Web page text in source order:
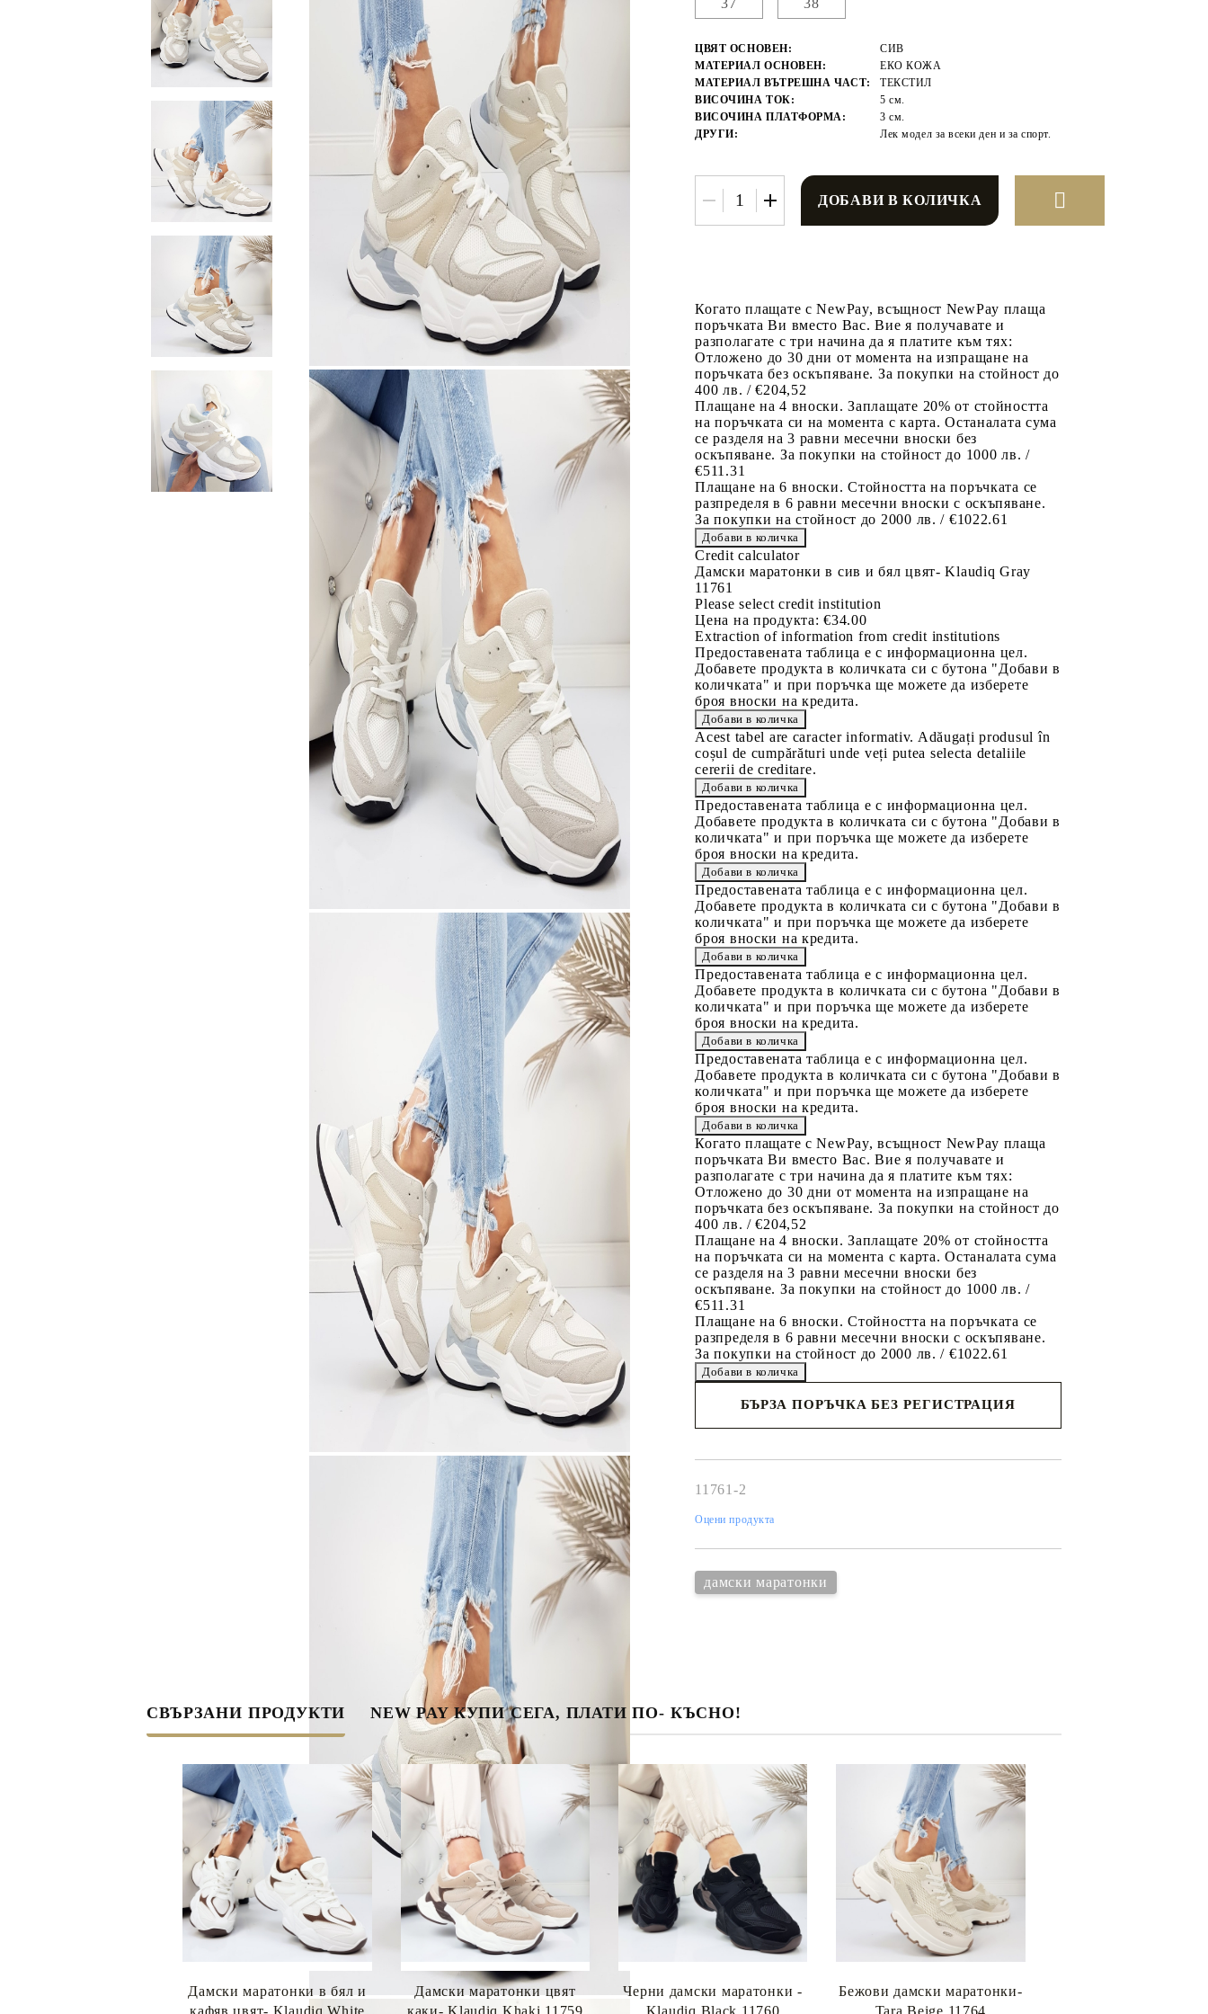
Домашни чехли
37 38
ЦВЯТ ОСНОВЕН:
СИВ
МАТЕРИАЛ ОСНОВЕН:
ЕКО КОЖА
МАТЕРИАЛ ВЪТРЕШНА ЧАСТ:
ТЕКСТИЛ
ВИСОЧИНА ТОК:
5 см.
ВИСОЧИНА ПЛАТФОРМА:
3 см.
ДРУГИ:
Лек модел за всеки ден и за спорт.
Когато плащате с NewPay, всъщност NewPay плаща
поръчката Ви вместо Вас. Вие я получавате и
разполагате с три начина да я платите към тях:
Отложено до 30 дни от момента на изпращане на
поръчката без оскъпяване. За покупки на стойност до
400 лв. / €204,52
Плащане на 4 вноски. Заплащате 20% от стойността
на поръчката си на момента с карта. Останалата сума
се разделя на 3 равни месечни вноски без
оскъпяване. За покупки на стойност до 1000 лв. /
€511.31
Плащане на 6 вноски. Стойността на поръчката се
разпределя в 6 равни месечни вноски с оскъпяване.
За покупки на стойност до 2000 лв. / €1022.61
Credit calculator
Дамски маратонки в сив и бял цвят- Klaudiq Gray
11761
Please select credit institution
Цена на продукта: €34.00
Extraction of information from credit institutions
Предоставената таблица е с информационна цел.
Добавете продукта в количката си с бутона "Добави в
количката" и при поръчка ще можете да изберете
броя вноски на кредита.
Acest tabel are caracter informativ. Adăugați produsul în
coșul de cumpărături unde veți putea selecta detaliile
cererii de creditare.
Предоставената таблица е с информационна цел.
Добавете продукта в количката си с бутона "Добави в
количката" и при поръчка ще можете да изберете
броя вноски на кредита.
Предоставената таблица е с информационна цел.
Добавете продукта в количката си с бутона "Добави в
количката" и при поръчка ще можете да изберете
броя вноски на кредита.
Предоставената таблица е с информационна цел.
Добавете продукта в количката си с бутона "Добави в
количката" и при поръчка ще можете да изберете
броя вноски на кредита.
Предоставената таблица е с информационна цел.
Добавете продукта в количката си с бутона "Добави в
количката" и при поръчка ще можете да изберете
броя вноски на кредита.
Когато плащате с NewPay, всъщност NewPay плаща
поръчката Ви вместо Вас. Вие я получавате и
разполагате с три начина да я платите към тях:
Отложено до 30 дни от момента на изпращане на
поръчката без оскъпяване. За покупки на стойност до
400 лв. / €204,52
Плащане на 4 вноски. Заплащате 20% от стойността
на поръчката си на момента с карта. Останалата сума
се разделя на 3 равни месечни вноски без
оскъпяване. За покупки на стойност до 1000 лв. /
€511.31
Плащане на 6 вноски. Стойността на поръчката се
разпределя в 6 равни месечни вноски с оскъпяване.
За покупки на стойност до 2000 лв. / €1022.61
БЪРЗА ПОРЪЧКА БЕЗ РЕГИСТРАЦИЯ
рамките на работния ден.
11761-2
Оцени продукта
дамски маратонки
СВЪРЗАНИ ПРОДУКТИ NEW PAY КУПИ СЕГА, ПЛАТИ ПО- КЪСНО!
Дамски маратонки в бял и
кафяв цвят- Klaudiq White
Дамски маратонки цвят
каки- Klaudiq Khaki 11759
Черни дамски маратонки -
Klaudiq Black 11760
Бежови дамски маратонки-
Tara Beige 11764